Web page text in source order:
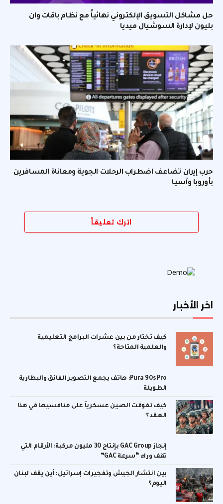
حل مشاكل التسويق الإلكتروني نهائياً مع نظام باقات وان
بليون لإدارة السوشيال ميديا
حرب إيران تضاعف اضطراب الرحلات الجوية ومعاناة المسافرين
بأوروبا وآسيا
اترك تعليقاً
اخر الأخبار
كيف تختار من بين عشرات البرامج التعليمية
والعلمية المتاحة؟
Pura 90s Pro: هاتف يجمع التصوير الفائق والبطارية
الطويلة
كيف تفوقت الصين عسكرياً على منافسيها في هذا
العقد؟
إنجاز GAC Group بإنتاج 30 مليون مركبة: الأرقام التي
تقف وراء “سرعة GAC”
بين انتشار الجيش وتفجيرات إسرائيل: أين يقف لبنان
اليوم؟